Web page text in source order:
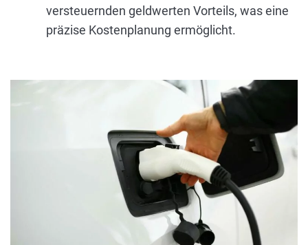
versteuernden geldwerten Vorteils, was eine
präzise Kostenplanung ermöglicht.